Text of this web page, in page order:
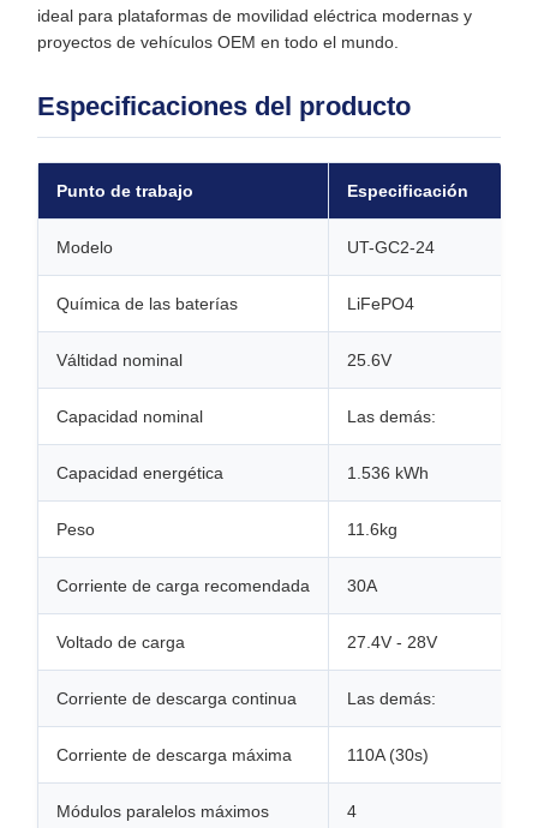
ideal para plataformas de movilidad eléctrica modernas y
proyectos de vehículos OEM en todo el mundo.
Especificaciones del producto
Punto de trabajo Especificación
Modelo UT-GC2-24
Química de las baterías LiFePO4
Válti­dad nominal 25.6V
Capacidad nominal Las demás:
Capacidad energética 1.536 kWh
Peso 11.6kg
Corriente de carga recomendada 30A
Voltado de carga 27.4V - 28V
Corriente de descarga continua Las demás:
Corriente de descarga máxima 110A (30s)
Módulos paralelos máximos 4